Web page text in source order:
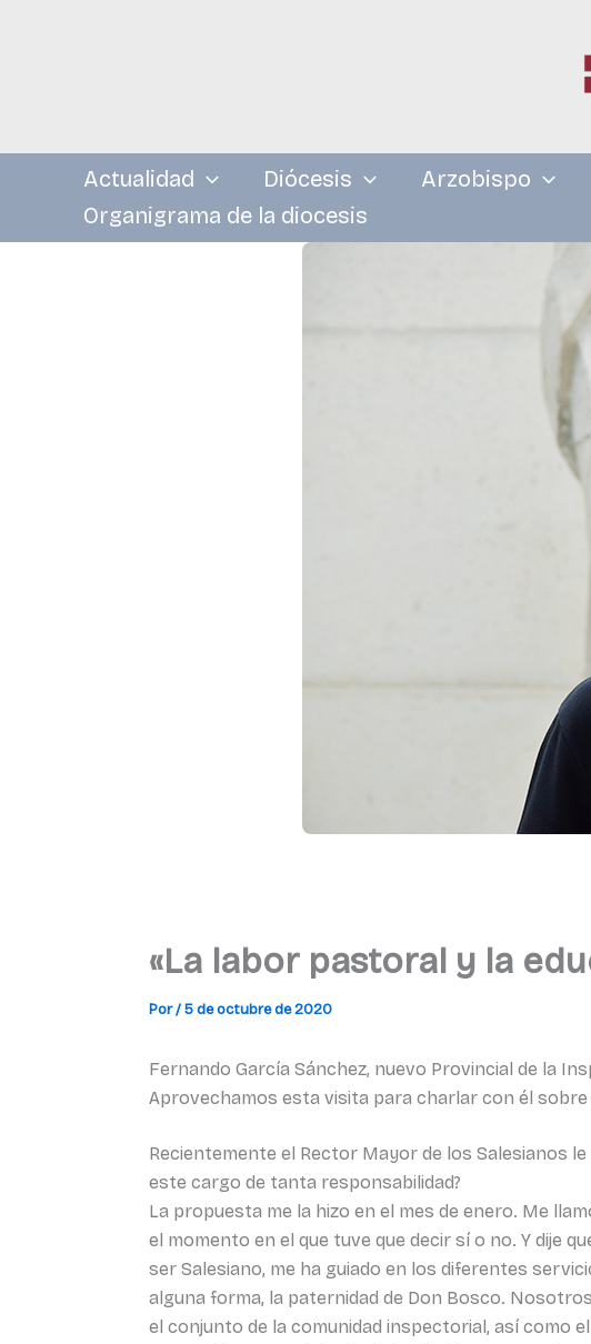
Actualidad Diócesis Arzobispo
Organigrama de la diocesis
«La labor pastoral y la
Por/5 de octubre de 2020
Fernando García Sánchez, nuevo Provincial de la
Aprovechamos esta visita para charlar con él
Recientemente el Rector Mayor de los Salesianos
este cargo de tanta responsabilidad?
La propuesta me la hizo en el mes de enero. Me
el momento en el que tuve que decir sí o no. Y dije
ser Salesiano, me ha guiado en los diferentes
alguna forma, la paternidad de Don Bosco.
el conjunto de la comunidad inspectorial, así como